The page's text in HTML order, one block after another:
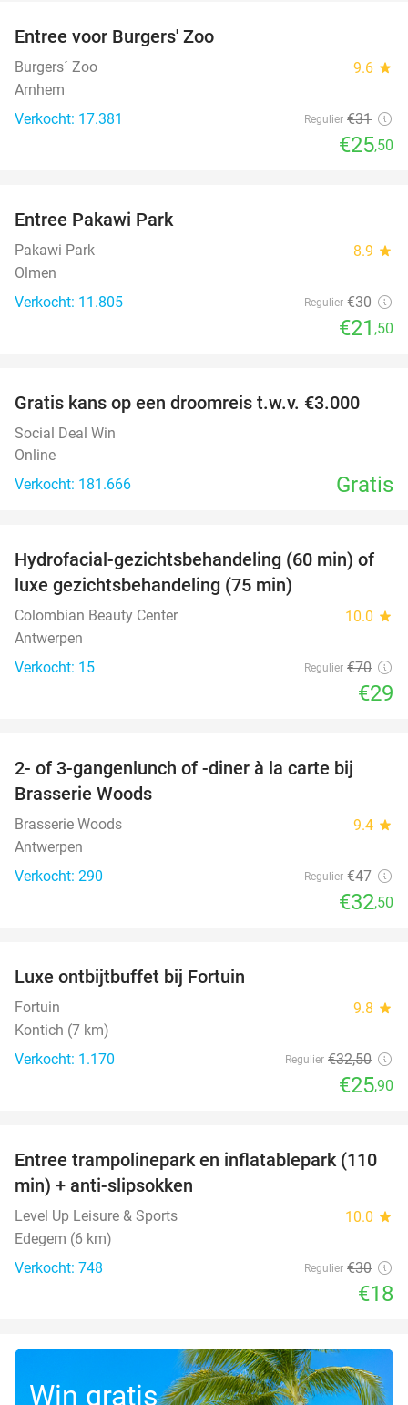
Entree voor Burgers' Zoo
Burgers´ Zoo 9.6 star
Arnhem
Verkocht: 17.381
Regulier €31
€25,50
Entree Pakawi Park
Pakawi Park 8.9 star
Olmen
Verkocht: 11.805
Regulier €30
€21 ,50
Gratis kans op een droomreis t.w.v. €3.000
Social Deal Win
Online
Verkocht: 181.666
Gratis
59%
Hydrofacial-gezichtsbehandeling (60 min) of
luxe gezichtsbehandeling (75 min)
Colombian Beauty Center 10.0 star
Antwerpen
Verkocht: 15
Regulier €70
€29
31%
2- of 3-gangenlunch of -diner à la carte bij
Brasserie Woods
Brasserie Woods 9.4 star
Antwerpen
Verkocht: 290
Regulier €47
€32,50
Luxe ontbijtbuffet bij Fortuin
Fortuin 9.8 star
Kontich (7 km)
Verkocht: 1.170
Regulier €32,50
€25,90
40%
Entree trampolinepark en inflatablepark (110
min) + anti-slipsokken
Level Up Leisure & Sports 10.0 star
Edegem (6 km)
Verkocht: 748
Regulier €30
€18
Win gratis